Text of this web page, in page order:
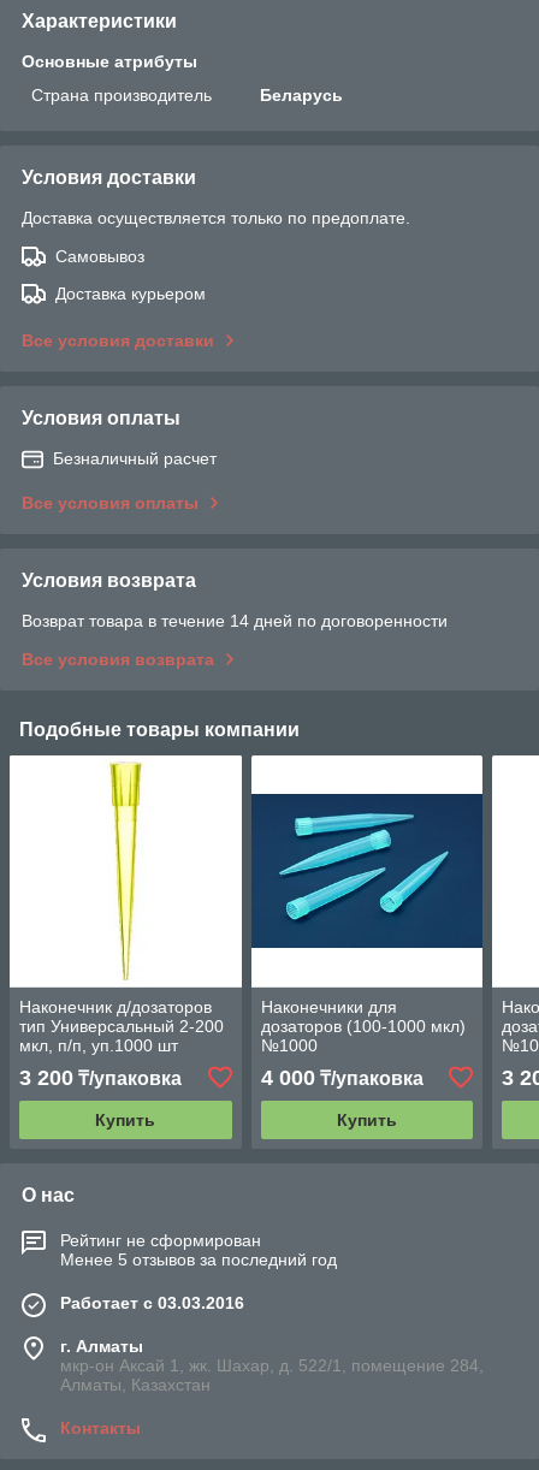
Характеристики
Основные атрибуты
Страна производитель
Беларусь
Условия доставки
Доставка осуществляется только по предоплате.
Самовывоз
Доставка курьером
Все условия доставки
Условия оплаты
Безналичный расчет
Все условия оплаты
Условия возврата
Возврат товара в течение 14 дней по договоренности
Все условия возврата
Подобные товары компании
Наконечник д/дозаторов
тип Универсальный 2-200
мкл, п/п, уп.1000 шт
Минимед
3 200 ₸/упаковка
Купить
Наконечники для
дозаторов (100-1000 мкл)
№1000
4 000₸/упаковка
Купить
3
О нас
Рейтинг не сформирован
Менее 5 отзывов за последний год
Работает с 03.03.2016
г. Алматы
мкр-он Аксай 1, жк. Шахар, д. 522/1, помещение 284,
Алматы, Казахстан
Контакты